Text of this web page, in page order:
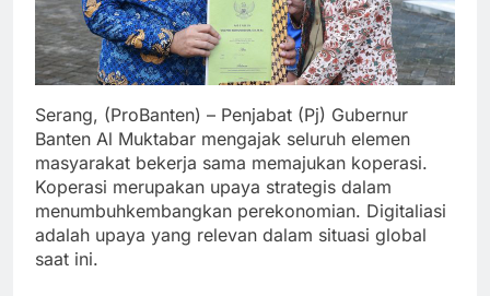
Serang, (ProBanten) – Penjabat (Pj) Gubernur
Banten Al Muktabar mengajak seluruh elemen
masyarakat bekerja sama memajukan koperasi.
Koperasi merupakan upaya strategis dalam
menumbuhkembangkan perekonomian. Digitaliasi
adalah upaya yang relevan dalam situasi global
saat ini.